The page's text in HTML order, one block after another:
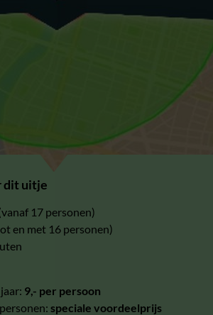
dit uitje
17 personen)
en met 16 personen)
9,- per persoon
speciale voordeelprijs